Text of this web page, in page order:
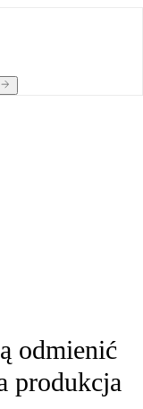
odmienić
produkcja